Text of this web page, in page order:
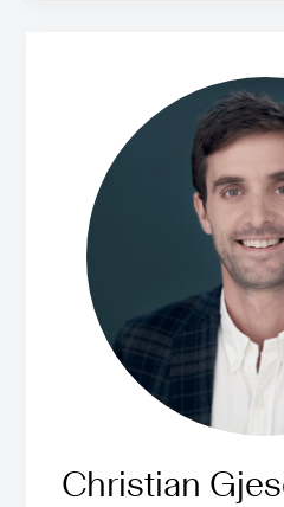
Christian